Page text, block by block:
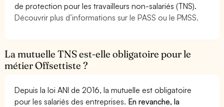
de protection pour les travailleurs non-salariés (TNS).
Découvrir plus d’informations sur le PASS ou le PMSS.
La mutuelle TNS est-elle obligatoire pour le
métier Offsettiste ?
Depuis la loi ANI de 2016, la mutuelle est obligatoire
pour les salariés des entreprises. En revanche, la